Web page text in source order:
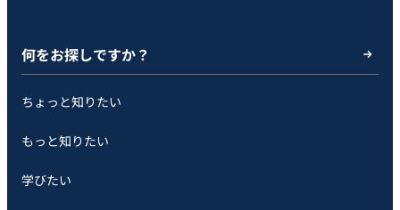
何をお探しですか？
ちょっと知りたい
もっと知りたい
学びたい